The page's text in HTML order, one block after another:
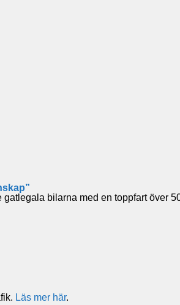
bilarna med en toppfart över
Läs mer här.